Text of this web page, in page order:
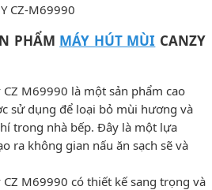
CZ-M69990
PHẨM MÁY HÚT MÙI CANZY
M69990 là một sản phẩm cao
sử dụng để loại bỏ mùi hương và
trong nhà bếp. Đây là một lựa
ra không gian nấu ăn sạch sẽ và
M69990 có thiết kế sang trọng và